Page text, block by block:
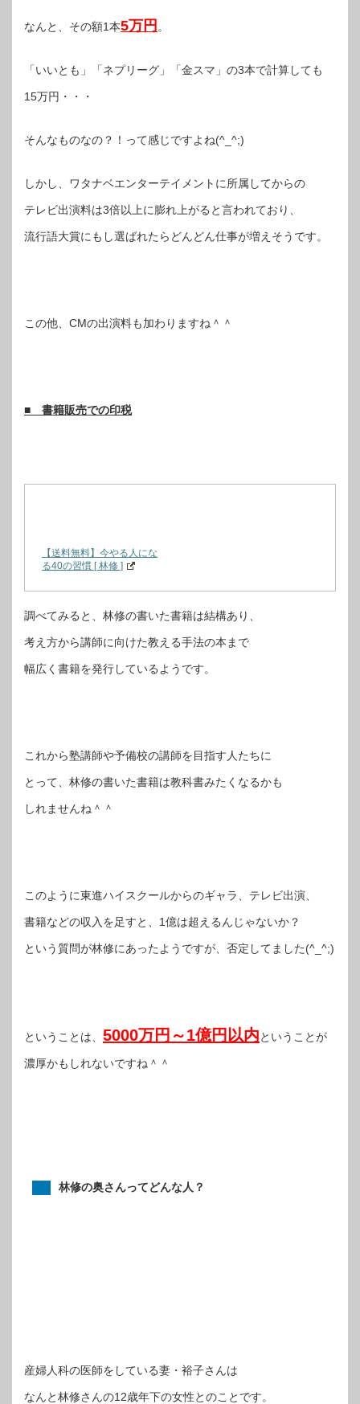
なんと、その額1本5万円 。
「いいとも」「ネプリーグ」「金スマ」の3本で計算しても
15万円・・・
そんなものなの？！って感じですよね(^_^;)
しかし、ワタナベエンターテイメントに所属してからの
テレビ出演料は3倍以上に膨れ上がると言われており、
流行語大賞にもし選ばれたらどんどん仕事が増えそうです。
この他、CMの出演料も加わりますね＾＾
■ 書籍販売での印税
【送料無料】今やる人にな
る40の習慣 [ 林修 ]
調べてみると、林修の書いた書籍は結構あり、
考え方から講師に向けた教える手法の本まで
幅広く書籍を発行しているようです。
これから塾講師や予備校の講師を目指す人たちに
とって、林修の書いた書籍は教科書みたくなるかも
しれませんね＾＾
このように東進ハイスクールからのギャラ、テレビ出演、
書籍などの収入を足すと、1億は超えるんじゃないか？
という質問が林修にあったようですが、否定してました(^_^;)
ということは、 5000万円～1億円以内ということが
濃厚かもしれないですね＾＾
林修の奥さんってどんな人？
産婦人科の医師をしている妻・裕子さんは
なんと林修さんの12歳年下の女性とのことです。